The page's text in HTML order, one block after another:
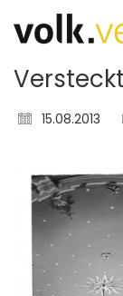
15.08.2013